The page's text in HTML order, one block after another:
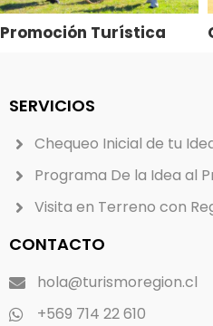
Promoción Turística
SERVICIOS
Chequeo Inicial de tu
Programa De la Idea al
Visita en Terreno con
CONTACTO
hola@turismoregion.cl
+569 714 22 610